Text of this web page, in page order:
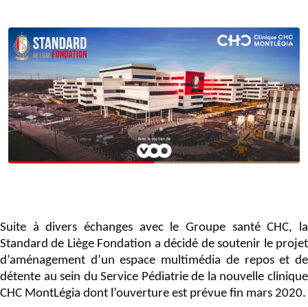
Suite à divers échanges avec le Groupe santé CHC, la
Standard de Liège Fondation a décidé de soutenir le projet
d’aménagement d’un espace multimédia de repos et de
détente au sein du Service Pédiatrie de la nouvelle clinique
CHC MontLégia dont l’ouverture est prévue fin mars 2020.